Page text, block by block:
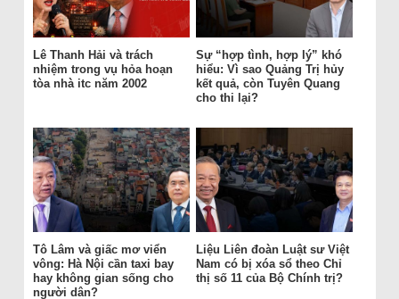
Lê Thanh Hải và trách
nhiệm trong vụ hỏa hoạn
tòa nhà itc năm 2002
Sự “hợp tình, hợp lý” khó
hiểu: Vì sao Quảng Trị hủy
kết quả, còn Tuyên Quang
cho thi lại?
Tô Lâm và giấc mơ viển
vông: Hà Nội cần taxi bay
hay không gian sống cho
người dân?
Liệu Liên đoàn Luật sư Việt
Nam có bị xóa sổ theo Chỉ
thị số 11 của Bộ Chính trị?